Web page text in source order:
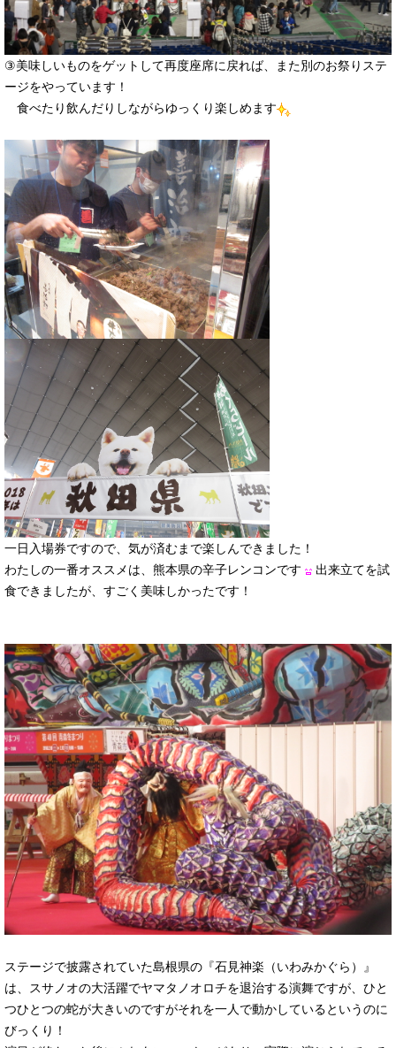
③美味しいものをゲットして再度座席に戻れば、また別のお祭りステ
ージをやっています！
食べたり飲んだりしながらゆっくり楽しめます
一日入場券ですので、気が済むまで楽しんできました！
わたしの一番オススメは、熊本県の辛子レンコンです
出来立てを試
食できましたが、すごく美味しかったです！
ステージで披露されていた島根県の『石見神楽（いわみかぐら）』
は、スサノオの大活躍でヤマタノオロチを退治する演舞ですが、ひと
つひとつの蛇が大きいのですがそれを一人で動かしているというのに
びっくり！